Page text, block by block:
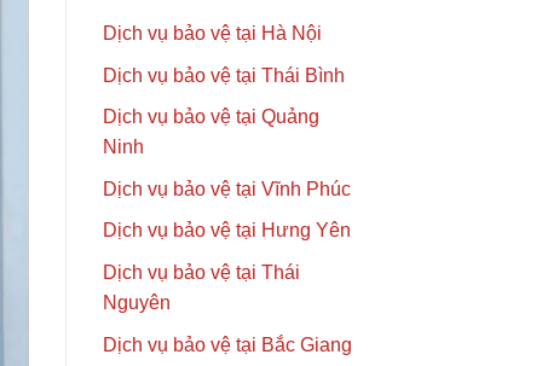
Dịch vụ bảo vệ tại Hà Nội
Dịch vụ bảo vệ tại Thái Bình
Dịch vụ bảo vệ tại Quảng
Ninh
Dịch vụ bảo vệ tại Vĩnh Phúc
Dịch vụ bảo vệ tại Hưng Yên
Dịch vụ bảo vệ tại Thái
Nguyên
Dịch vụ bảo vệ tại Bắc Giang